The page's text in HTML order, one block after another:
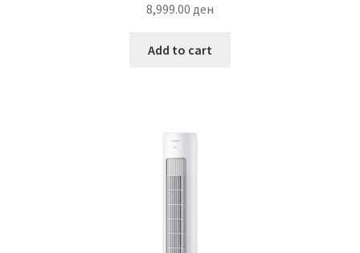
8,999.00 ден
Add to cart